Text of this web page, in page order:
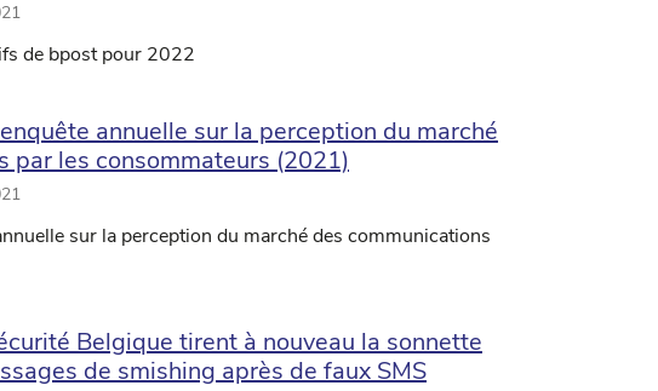
de bpost pour 2022
annuelle sur la perception du marché
par les consommateurs (2021)
sur la perception du marché des communications
Belgique tirent à nouveau la sonnette
de smishing après de faux SMS